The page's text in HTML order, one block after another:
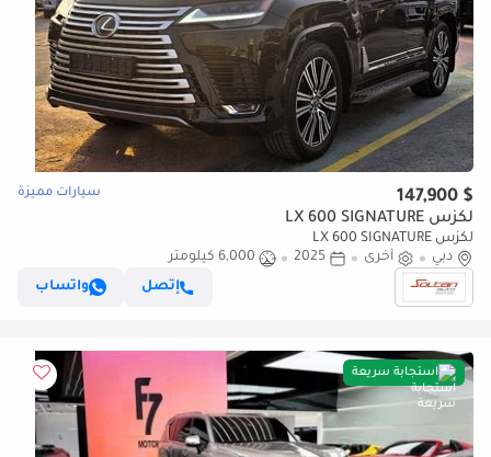
$ 147,900 سيارات مميزة
لكزس LX 600 SIGNATURE
لكزس LX 600 SIGNATURE
دبي
أخرى 2025
6,000 كيلومتر
إتصل
واتساب
استجابة سريعة